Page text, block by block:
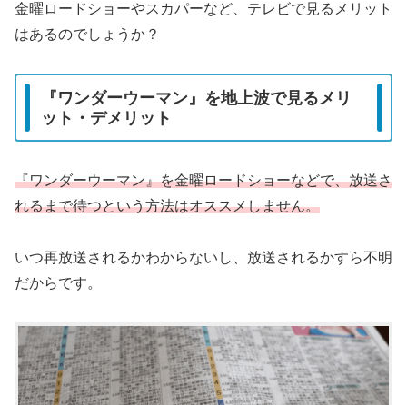
金曜ロードショーやスカパーなど、テレビで見るメリット
はあるのでしょうか？
『ワンダーウーマン』を地上波で見るメリ
ット・デメリット
『ワンダーウーマン』を金曜ロードショーなどで、放送さ
れるまで待つという方法はオススメしません。
いつ再放送されるかわからないし、放送されるかすら不明
だからです。